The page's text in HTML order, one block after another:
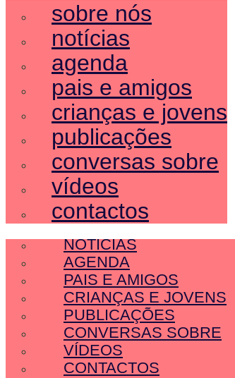
sobre nós
notícias
agenda
pais e amigos
crianças e jovens
publicações
conversas sobre
vídeos
contactos
SOBRE NÓS
NOTÍCIAS
AGENDA
PAIS E AMIGOS
CRIANÇAS E JOVENS
PUBLICAÇÕES
CONVERSAS SOBRE
VÍDEOS
CONTACTOS